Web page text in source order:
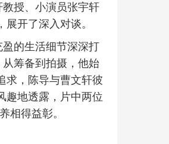
授、小演员张宇轩
开了深入对谈。
的生活细节深深打
筹备到拍摄，他始
求，陈导与曹文轩彼
趣地透露，片中两位
相得益彰。